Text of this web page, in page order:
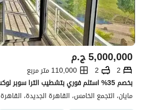
ج.م5,000,000
2
2
110,000 متر مربع
مايان، التجمع الخامس، القاهرة الجديدة، القاهرة